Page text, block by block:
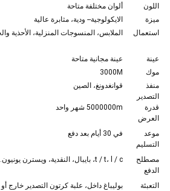
اللون
ألوان مختلفة متاحة
ميزة
الايكولوجية-- ودية، مثابرة عالية
استعمال
الملابس، المنسوجات المنزلية، الأحذية
عينة
عينة مجانية متاحة
موك
3000M
منفذ
التصدير
قوانغدونغ، الصين
قدرة
العرض
5000000m شهر واحد
موعد
التسليم
في 30 أيام بعد دفع
مصطلح
الدفع
t / t، l / c، بايبال، النقدية، ويسترن يونيون.
التعبئة بوليباغ داخل، علبة كرتون التصدير خارج